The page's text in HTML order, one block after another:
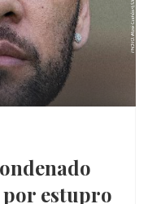
por estupro